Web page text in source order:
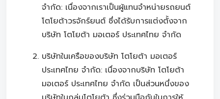
จำกัด: เนื่องจากเราเป็นผู้แทนจำหน่ายรถยนต์
โตโยต้าวรจักร์ยนต์ ซึ่งได้รับการแต่งตั้งจาก
บริษัท โตโยต้า มอเตอร์ ประเทศไทย จำกัด
บริษัทในเครือของบริษัท โตโยต้า มอเตอร์
ประเทศไทย จำกัด: เนื่องจากบริษัท โตโยต้า
มอเตอร์ ประเทศไทย จำกัด เป็นส่วนหนึ่งของ